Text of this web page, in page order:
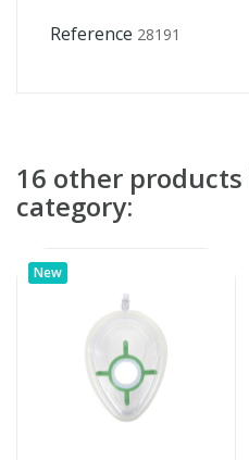
Reference 28191
16 other
category:
New